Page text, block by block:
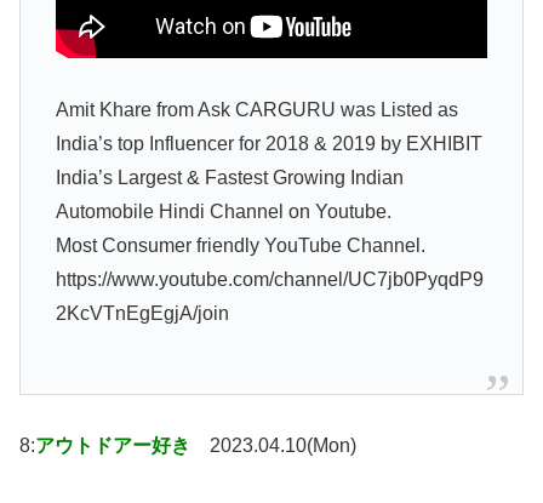
Amit Khare from Ask CARGURU was Listed as
India’s top Influencer for 2018 & 2019 by EXHIBIT
India’s Largest & Fastest Growing Indian
Automobile Hindi Channel on Youtube.
Most Consumer friendly YouTube Channel.
https://www.youtube.com/channel/UC7jb0PyqdP9
2KcVTnEgEgjA/join
8:アウトドアー好き 2023.04.10(Mon)